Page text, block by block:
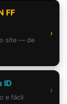
FF
site — de
›
ID
e fácil
›